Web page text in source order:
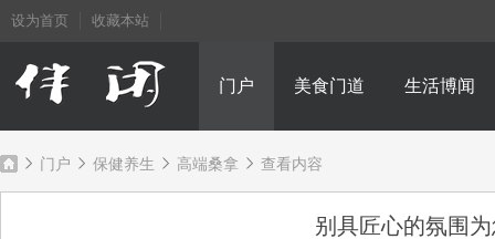
设为首页 收藏本站
门户 美食门道 生活博闻
门户 保健养生 高端桑拿 查看内容
别具匠心的氛围